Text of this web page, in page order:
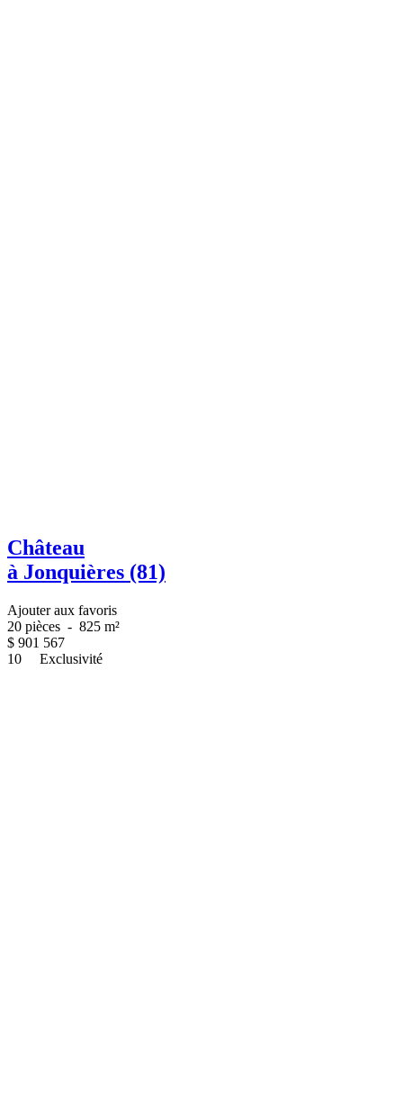
Château
à Jonquières (81)
Ajouter aux favoris
20 pièces - 825 m²
$ 901 567
10
Exclusivité